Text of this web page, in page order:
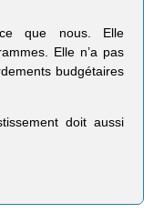
que nous. Elle
Elle n’a pas
budgétaires
doit aussi